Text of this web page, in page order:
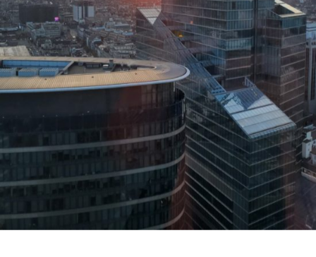
EWSPA rektrutacja trwa !